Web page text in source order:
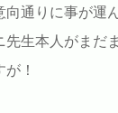
向通りに事が運
生本人がまだ
！